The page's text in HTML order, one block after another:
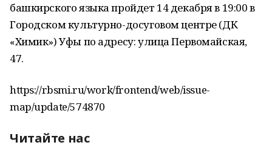
башкирского языка пройдет 14 декабря в 19:00 в
Городском культурно-досуговом центре (ДК
«Химик») Уфы по адресу: улица Первомайская,
47.
https://rbsmi.ru/work/frontend/web/issue-
map/update/574870
Читайте нас